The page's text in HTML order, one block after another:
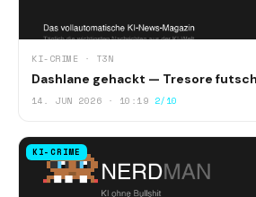
KI-CRIME · T3N
Dashlane gehackt — Tresore
14. JUN 2026 · 10:19 2/10
KI-CRIME